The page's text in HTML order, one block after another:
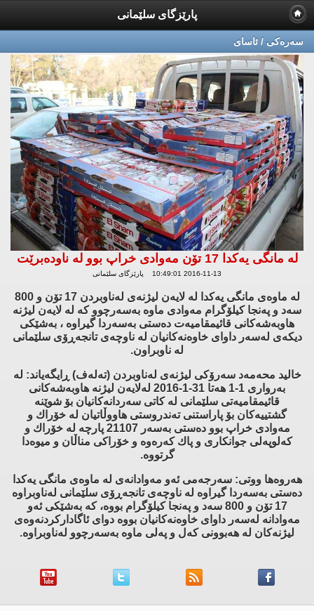
پارێزگای سلێمانی
سه‌ره‌كی / ئاسای
له‌ مانگی یه‌كدا 17 تۆن مه‌وادی خراپ بوو له‌ ناوده‌برێت
2016-11-13 10:49:01 پارێزگای سلێمانی
له‌ ماوه‌ی مانگی یه‌كدا له‌ لایه‌ن لیژنه‌ی له‌ناوبردن 17 تۆن و 800
سه‌د و په‌نجا كیلۆگرام مه‌وادی ماوه‌ به‌سه‌رچوو كه‌ له‌ لایه‌ن لیژنه‌
هاوبه‌شه‌كانی قائیمقامیه‌ت ده‌ستی به‌سه‌ردا گیراوه‌ ، به‌شێكی
دیكه‌ی له‌سه‌ر داوای خاوه‌نه‌كانیان له‌ ناوچه‌ی تانجه‌ڕۆی سلێمانی
له‌ ناوبراون.
خالید محه‌مه‌د سه‌رۆكی لیژنه‌ی له‌ناوبردن (ته‌له‌ف) ڕایگه‌یاند: له‌
به‌رواری 1-1 هه‌تا 31-1-2016 له‌لایه‌ن لیژنه‌ هاوبه‌شه‌كانی
قائیمقامیه‌تی سلێمانی له‌ كاتی سه‌ردانه‌كانیان بۆ شوێنه‌
گشتییه‌كان بۆ پاراستنی ته‌ندروستی هاووڵاتیان له‌ خۆراك و
مه‌وادی خراپ بوو ده‌ستی به‌سه‌ر 21107 پارچه‌ له‌ خۆراك و
كه‌لوپه‌لی جوانكاری و پاك كه‌ره‌وه‌ و خۆراكی مناڵان و میوه‌دا
گرتووه‌.
هه‌روه‌ها ووتی: سه‌رجه‌می ئه‌و مه‌وادانه‌ی له‌ ماوه‌ی مانگی یه‌كدا
ده‌ستی به‌سه‌ردا گیراوه‌ له‌ ناوچه‌ی تانجه‌ڕۆی سلێمانی له‌ناوبراوه‌
17 تۆن و 800 سه‌د و په‌نجا كیلۆگرام بووه‌، كه‌ به‌شێكی ئه‌و
مه‌وادانه‌ له‌سه‌ر داوای خاوه‌نه‌كانیان بووه‌ دوای ئاگاداركردنه‌وه‌ی
لیژنه‌كان له‌ هه‌بوونی كه‌ل و په‌لی ماوه‌ به‌سه‌رچوو له‌ناوبراوه‌.